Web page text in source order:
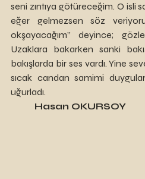
seni zıntıya götüreceğim. O isli
eğer gelmezsen söz
okşayacağım” deyince;
Uzaklara bakarken sanki
bakışlarda bir ses vardı. Yine
sıcak candan samimi
uğurladı.
Hasan OKURSOY